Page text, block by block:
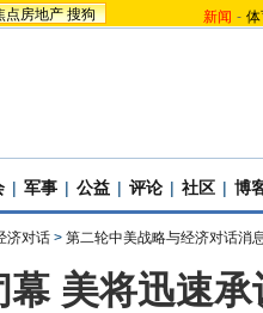
点房地产 搜狗 新闻 -
| 军事 | 公益 | 评论 | 社区 | 博
济对话 > 第二轮中美战略与经济对话消
美将迅速